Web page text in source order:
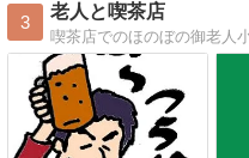
3
老人と喫茶店
喫茶店でのほのぼの御老人